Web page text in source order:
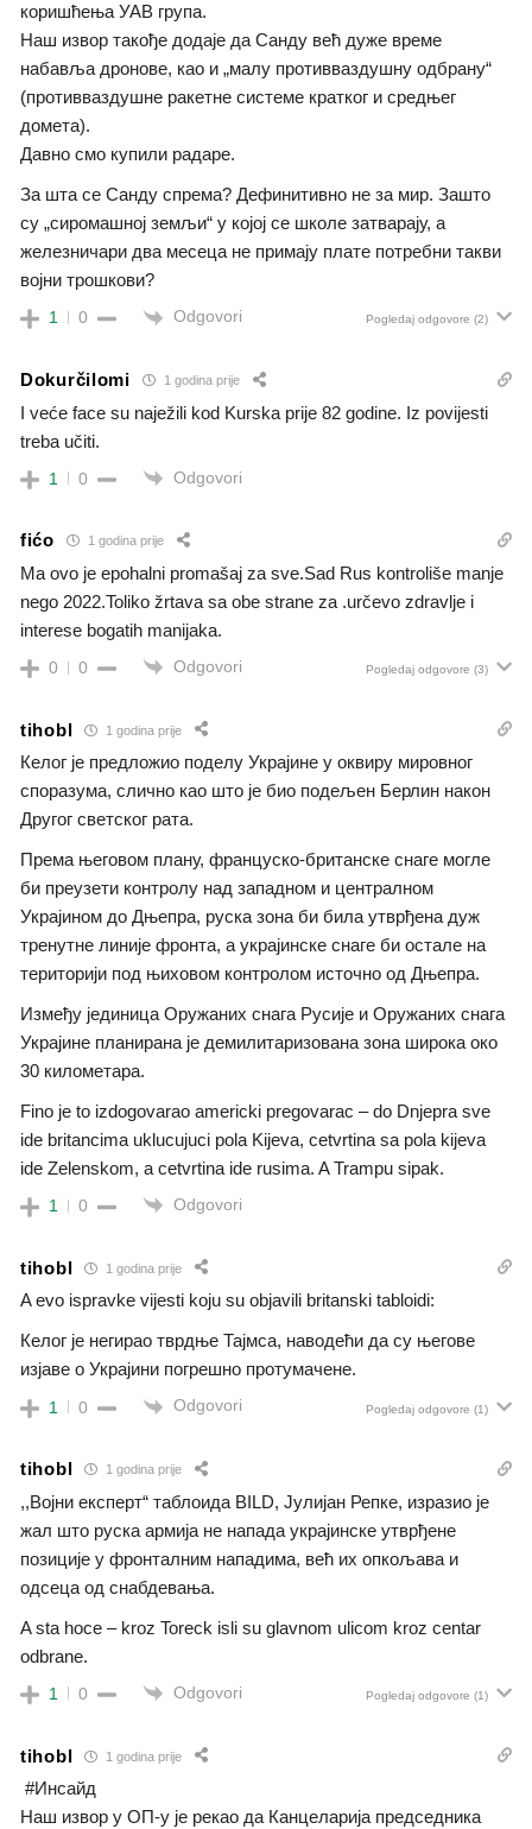
коришћења УАВ група.
Наш извор такође додаје да Санду већ дуже време
набавља дронове, као и „малу противваздушну одбрану“
(противваздушне ракетне системе кратког и средњег
домета).
Давно смо купили радаре.
За шта се Санду спрема? Дефинитивно не за мир. Зашто
су „сиромашној земљи“ у којој се школе затварају, а
железничари два месеца не примају плате потребни такви
војни трошкови?
1 0 Odgovori Pogledaj odgovore (2)
Dokurčilomi 1 godina prije
I veće face su naježili kod Kurska prije 82 godine. Iz povijesti
treba učiti.
1 0 Odgovori
fićo 1 godina prije
Ma ovo je epohalni promašaj za sve.Sad Rus kontroliše manje
nego 2022.Toliko žrtava sa obe strane za .určevo zdravlje i
interese bogatih manijaka.
0 0 Odgovori Pogledaj odgovore (3)
tihobl 1 godina prije
Келог је предложио поделу Украјине у оквиру мировног
споразума, слично као што је био подељен Берлин након
Другог светског рата.
Према његовом плану, француско-британске снаге могле
би преузети контролу над западном и централном
Украјином до Дњепра, руска зона би била утврђена дуж
тренутне линије фронта, а украјинске снаге би остале на
територији под њиховом контролом источно од Дњепра.
Између јединица Оружаних снага Русије и Оружаних снага
Украјине планирана је демилитаризована зона широка око
30 километара.
Fino je to izdogovarao americki pregovarac – do Dnjepra sve
ide britancima uklucujuci pola Kijeva, cetvrtina sa pola kijeva
ide Zelenskom, a cetvrtina ide rusima. A Trampu sipak.
1 0 Odgovori
tihobl 1 godina prije
A evo ispravke vijesti koju su objavili britanski tabloidi:
Келог је негирао тврдње Тајмса, наводећи да су његове
изјаве о Украјини погрешно протумачене.
1 0 Odgovori Pogledaj odgovore (1)
tihobl 1 godina prije
,,Војни експерт“ таблоида BILD, Јулијан Репке, изразио је
жал што руска армија не напада украјинске утврђене
позиције у фронталним нападима, већ их опкољава и
одсеца од снабдевања.
A sta hoce – kroz Toreck isli su glavnom ulicom kroz centar
odbrane.
1 0 Odgovori Pogledaj odgovore (1)
tihobl 1 godina prije
#Инсайд
Наш извор у ОП-у је рекао да Канцеларија председника